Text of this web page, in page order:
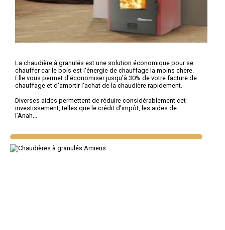
La chaudière à granulés est une solution économique pour se
chauffer car le bois est l'énergie de chauffage la moins chère.
Elle vous permet d'économiser jusqu'à 30% de votre facture de
chauffage et d'amortir l'achat de la chaudière rapidement.
Diverses aides permettent de réduire considérablement cet
investissement, telles que le crédit d’impôt, les aides de
l’Anah...